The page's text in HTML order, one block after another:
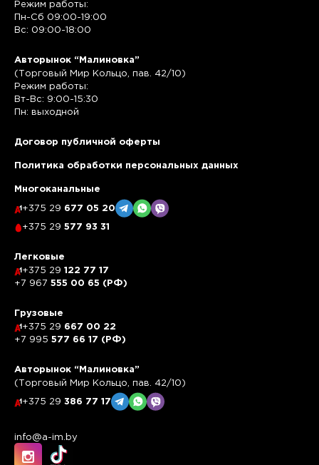
Режим работы:
Пн-Сб 09:00-19:00
Вс: 09:00-18:00
Авторынок “Малиновка”
(Торговый Мир Кольцо, пав. 42/10)
Режим работы:
Вт-Вс: 9:00-15:30
Пн: выходной
Договор публичной оферты
Политика обработки персональных данных
Многоканальные
+375 29 677 05 20
+375 29 577 93 31
Легковые
+375 29 122 77 17
+7 967 555 00 65 (РФ)
Грузовые
+375 29 667 00 22
+7 995 577 66 17 (РФ)
Авторынок “Малиновка”
(Торговый Мир Кольцо, пав. 42/10)
+375 29 386 77 17
info@a-im.by